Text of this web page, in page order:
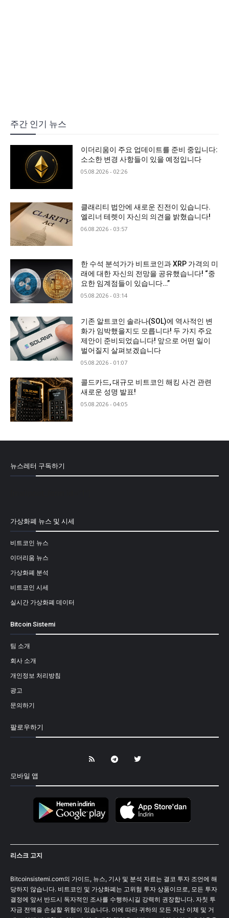
주간 인기 뉴스
이더리움이 주요 업데이트를 준비 중입니다:
소소한 변경 사항들이 있을 예정입니다
05.08.2026 - 02:26
클래리티 법안에 새로운 진전이 있습니다.
엘리너 테렛이 자신의 의견을 밝혔습니다!
06.08.2026 - 03:57
한 수석 분석가가 비트코인과 XRP 가격의 미
래에 대한 자신의 전망을 공유했습니다! “중
요한 임계점들이 있습니다…”
05.08.2026 - 03:14
기존 알트코인 솔라나(SOL)에 역사적인 변
화가 임박했을지도 모릅니다! 두 가지 주요
제안이 준비되었습니다! 앞으로 어떤 일이
벌어질지 살펴보겠습니다
05.08.2026 - 01:07
콜드카드, 대규모 비트코인 해킹 사건 관련
새로운 성명 발표!
05.08.2026 - 04:05
뉴스레터 구독하기
가상화폐 뉴스 및 시세
비트코인 뉴스
이더리움 뉴스
가상화폐 분석
비트코인 시세
실시간 가상화폐 데이터
Bitcoin Sistemi
팀 소개
회사 소개
개인정보 처리방침
광고
문의하기
팔로우하기
모바일 앱
리스크 고지
Bitcoinsistemi.com의 가이드, 뉴스, 기사 및 분석 자료는 결코 투자 조언에 해
당하지 않습니다. 비트코인 및 가상화폐는 고위험 투자 상품이므로, 모든 투자
결정에 앞서 반드시 독자적인 조사를 수행하시길 강력히 권장합니다. 자칫 투
자금 전액을 손실할 위험이 있습니다. 이에 따라 귀하의 모든 자산 이체 및 거